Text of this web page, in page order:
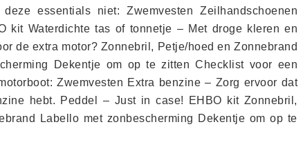
essentials niet: Zwemvesten Zeilhandschoenen
kit Waterdichte tas of tonnetje – Met droge kleren en
de extra motor? Zonnebril, Petje/hoed en Zonnebrand
Dekentje om op te zitten Checklist voor een
Zwemvesten Extra benzine – Zorg ervoor dat
hebt. Peddel – Just in case! EHBO kit Zonnebril,
Labello met zonbescherming Dekentje om op te